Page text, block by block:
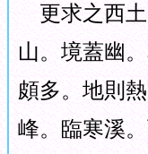
更求之西土
山。境蓋幽
頗多。地則
峰。臨寒溪